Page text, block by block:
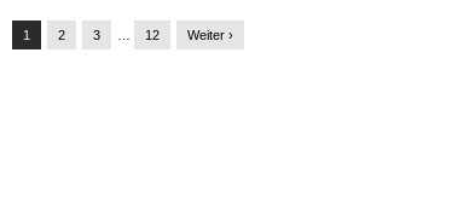
1 2 3 12 Weiter ›